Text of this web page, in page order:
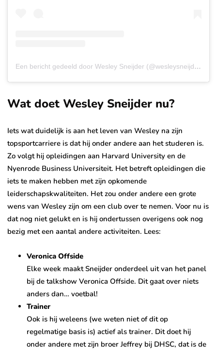
Een bericht gedeeld door Wesley Sneijder (@wesleysneijder)
Wat doet Wesley Sneijder nu?
Iets wat duidelijk is aan het leven van Wesley na zijn
topsportcarriere is dat hij onder andere aan het studeren is.
Zo volgt hij opleidingen aan Harvard University en de
Nyenrode Business Universiteit. Het betreft opleidingen die
iets te maken hebben met zijn opkomende
leiderschapskwaliteiten. Het zou onder andere een grote
wens van Wesley zijn om een club over te nemen. Voor nu is
dat nog niet gelukt en is hij ondertussen overigens ook nog
bezig met een aantal andere activiteiten. Lees:
Veronica Offside
Elke week maakt Sneijder onderdeel uit van het panel
bij de talkshow Veronica Offside. Dit gaat over niets
anders dan… voetbal!
Trainer
Ook is hij weleens (we weten niet of dit op
regelmatige basis is) actief als trainer. Dit doet hij
onder andere met zijn broer Jeffrey bij DHSC, dat is de